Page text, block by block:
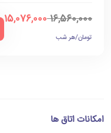
16,560,000
15,076,000
تومان/هر شب
امکانات اتاق ها